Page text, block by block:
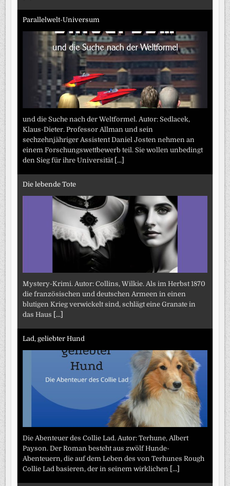
Parallelwelt-Universum
und die Suche nach der Weltformel. Autor: Sedlacek,
Klaus-Dieter. Professor Allman und sein
sechzehnjähriger Assistent Daniel Josten nehmen an
einem Forschungswettbewerb teil. Sie wollen unbedingt
den Sieg für ihre Universität [...]
Die lebende Tote
Mystery-Krimi. Autor: Collins, Wilkie. Als im Herbst 1870
die französischen und deutschen Armeen in einen
blutigen Krieg verwickelt sind, schlägt eine Granate in
das Haus [...]
Lad, geliebter Hund
Die Abenteuer des Collie Lad. Autor: Terhune, Albert
Payson. Der Roman besteht aus zwölf Hunde-
Abenteuern, die auf dem Leben des von Terhunes Rough
Collie Lad basieren, der in seinem wirklichen [...]